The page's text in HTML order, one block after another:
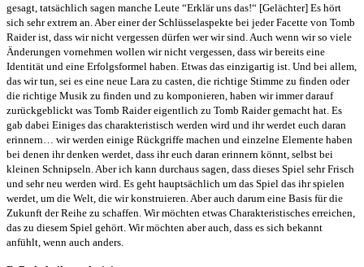
gesagt, tatsächlich sagen manche Leute “Erklär uns das!“ [Gelächter] Es hört
sich sehr extrem an. Aber einer der Schlüsselaspekte bei jeder Facette von Tomb
Raider ist, dass wir nicht vergessen dürfen wer wir sind. Auch wenn wir so viele
Änderungen vornehmen wollen wir nicht vergessen, dass wir bereits eine
Identität und eine Erfolgsformel haben. Etwas das einzigartig ist. Und bei allem,
das wir tun, sei es eine neue Lara zu casten, die richtige Stimme zu finden oder
die richtige Musik zu finden und zu komponieren, haben wir immer darauf
zurückgeblickt was Tomb Raider eigentlich zu Tomb Raider gemacht hat. Es
gab dabei Einiges das charakteristisch werden wird und ihr werdet euch daran
erinnern… wir werden einige Rückgriffe machen und einzelne Elemente haben
bei denen ihr denken werdet, dass ihr euch daran erinnern könnt, selbst bei
kleinen Schnipseln. Aber ich kann durchaus sagen, dass dieses Spiel sehr Frisch
und sehr neu werden wird. Es geht hauptsächlich um das Spiel das ihr spielen
werdet, um die Welt, die wir konstruieren. Aber auch darum eine Basis für die
Zukunft der Reihe zu schaffen. Wir möchten etwas Charakteristisches erreichen,
das zu diesem Spiel gehört. Wir möchten aber auch, dass es sich bekannt
anfühlt, wenn auch anders.